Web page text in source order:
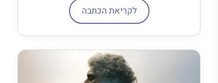
לקריאת הכתבה